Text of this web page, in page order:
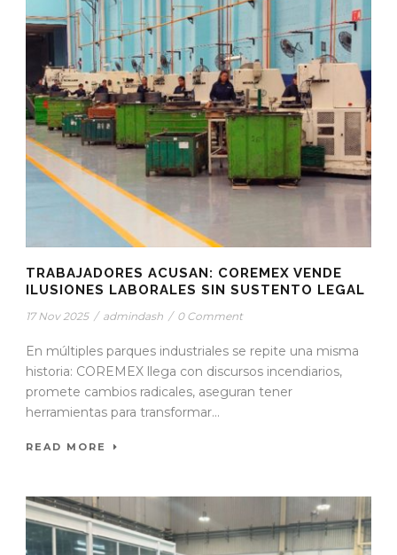
TRABAJADORES ACUSAN: COREMEX VENDE
ILUSIONES LABORALES SIN SUSTENTO LEGAL
17 Nov 2025 / admindash / 0 Comment
En múltiples parques industriales se repite una misma
historia: COREMEX llega con discursos incendiarios,
promete cambios radicales, aseguran tener
herramientas para transformar...
READ MORE